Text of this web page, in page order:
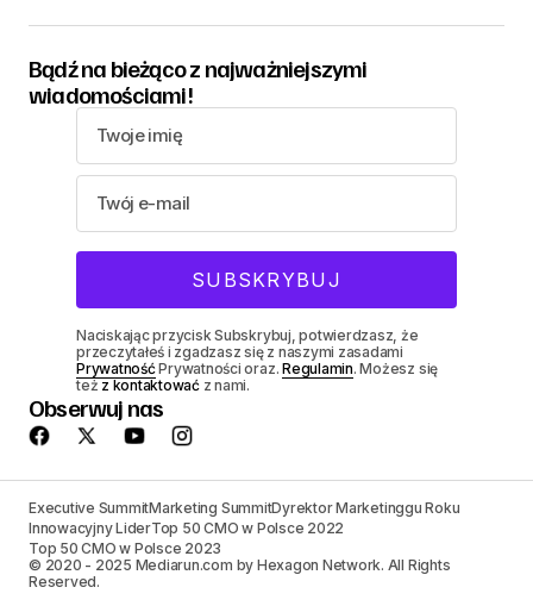
Bądź na bieżąco z najważniejszymi
wiadomościami!
Naciskając przycisk Subskrybuj, potwierdzasz, że
przeczytałeś i zgadzasz się z naszymi zasadami
PrywatnośćPrywatności oraz.Regulamin. Możesz się
też z kontaktowaćz nami.
Obserwuj nas
Executive SummitMarketing SummitDyrektor Marketinggu Roku
Innowacyjny LiderTop 50 CMO w Polsce 2022
Top 50 CMO w Polsce 2023
© 2020 - 2025 Mediarun.com by Hexagon Network. All Rights
Reserved.